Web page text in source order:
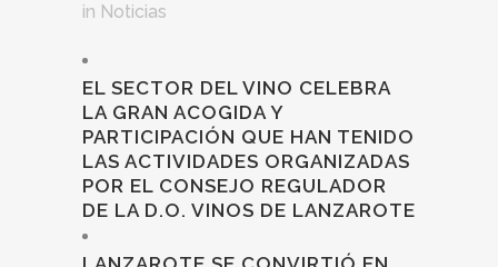
in Noticias
EL SECTOR DEL VINO CELEBRA
LA GRAN ACOGIDA Y
PARTICIPACIÓN QUE HAN TENIDO
LAS ACTIVIDADES ORGANIZADAS
POR EL CONSEJO REGULADOR
DE LA D.O. VINOS DE LANZAROTE